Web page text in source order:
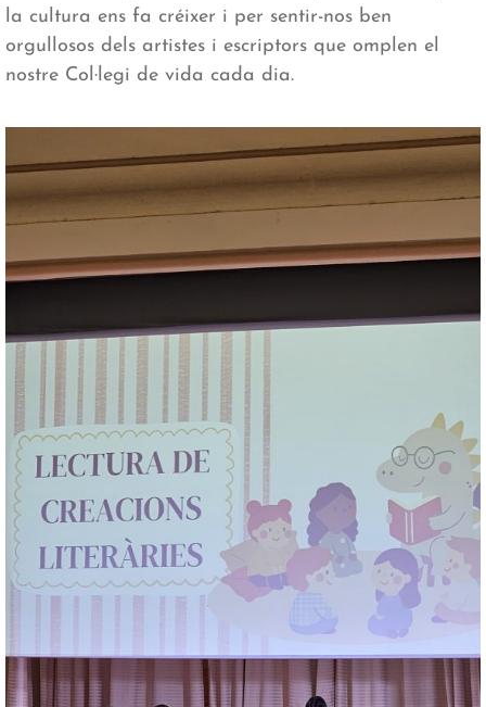
la cultura ens fa créixer i per sentir-nos ben
orgullosos dels artistes i escriptors que omplen el
nostre Col·legi de vida cada dia.